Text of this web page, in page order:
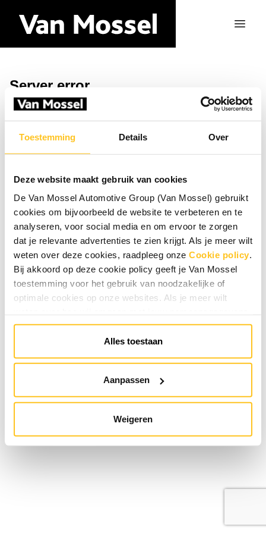
Toestemming Details Over
Deze website maakt gebruik van cookies
De Van Mossel Automotive Group (Van Mossel) gebruikt
cookies om bijvoorbeeld de website te verbeteren en te
analyseren, voor social media en om ervoor te zorgen
dat je relevante advertenties te zien krijgt. Als je meer wilt
weten over deze cookies, raadpleeg onze Cookie policy.
Bij akkoord op deze cookie policy geeft je Van Mossel
toestemming voor het gebruik van noodzakelijke of
optimale cookies op onze websites. Als je meer wilt
raadpleeg onzePrivacyverklaring. Je kunt de cookie
instellingen te allen tijde aanpassen via de link onderaan
de website.
Alles toestaan
Aanpassen
Weigeren
Server error